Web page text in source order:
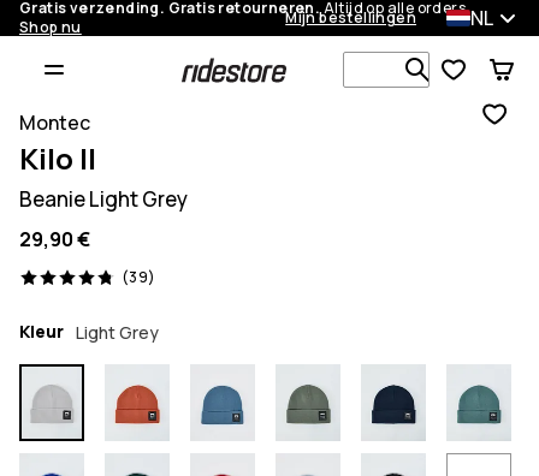
Gratis verzending. Gratis retourneren.Altijd op alle orders.
Shop nu
Mijn bestellingen NL
Zoek in 1
Montec
Kilo II
Beanie Light Grey
29,90 €
(39)
39 beoordelingen, 4.8/5
Kleur Light Grey